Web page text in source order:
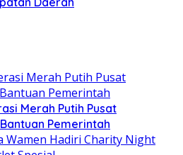
Merah Putih Pusat
Pemerintah